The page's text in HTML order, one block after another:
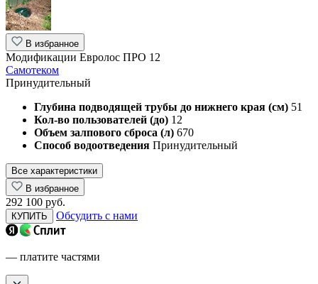
В избранное
Модификации Евролос ПРО 12
Самотеком
Принудительный
Глубина подводящей трубы до нижнего края (см) 51
Кол-во пользователей (до) 12
Объем залпового сброса (л) 670
Способ водоотведения Принудительный
Все характеристики
В избранное
292 100 руб.
КУПИТЬ Обсудить с нами
— платите частями